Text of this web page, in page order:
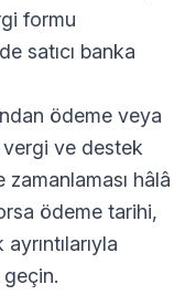
formu
satıcı banka
ödeme veya
ve destek
zamanlaması hâlâ
ödeme tarihi,